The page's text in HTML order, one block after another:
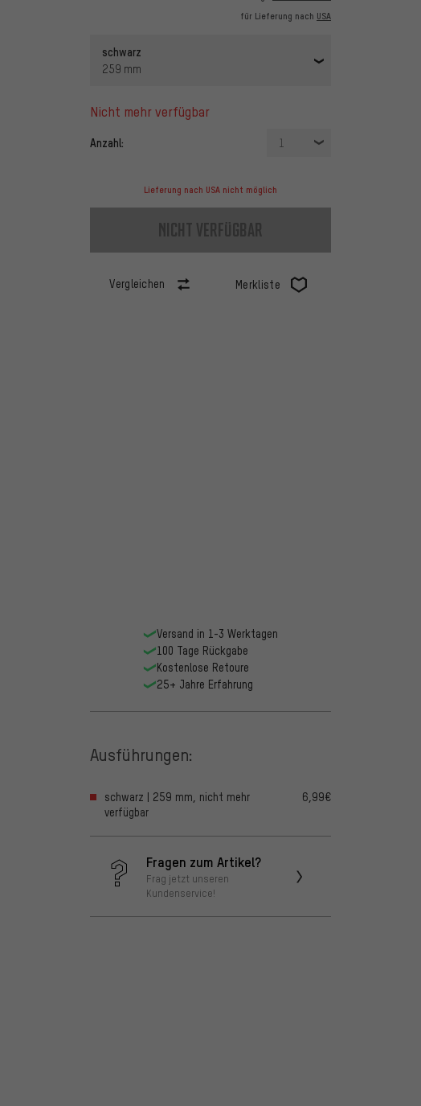
für Lieferung nach USA
schwarz
259 mm
nicht mehr verfügbar
Anzahl: 1
Lieferung nach USA nicht möglich
nicht verfügbar
Vergleichen Merkliste
Versand in 1-3 Werktagen
100 Tage Rückgabe
Kostenlose Retoure
25+ Jahre Erfahrung
Ausführungen:
schwarz | 259 mm, nicht mehr
verfügbar
6,99€
Fragen zum Artikel?
Frag jetzt unseren
Kundenservice!